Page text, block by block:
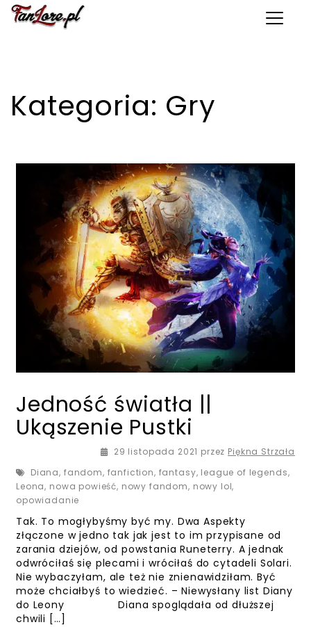
Toggle
Kategoria: Gry
Jedność światła ||
Ukąszenie Pustki
29 listopada 2021 29 listopada 2021
przez Piękna Strzała
Diana, fandom, fanfiction, fantasy, league of legends,
Leona, nowa powieść, nowy fandom, nowy lol,
opowiadanie
Tak. To mogłybyśmy być my. Dwa Aspekty
złączone w jedno tak jak jest to im przypisane od
zarania dziejów, od powstania Runeterry. A jednak
odwróciłaś się plecami i wróciłaś do cytadeli Solari.
Nie wybaczyłam, ale też nie znienawidziłam. Być
może chciałbyś to wiedzieć. – Niewysłany list Diany
do Leony Diana spoglądała od dłuższej
chwili […]